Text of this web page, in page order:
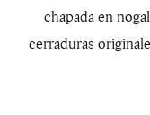
chapada en
cerraduras